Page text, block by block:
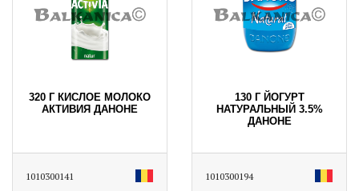
320 Г КИСЛОЕ МОЛОКО
АКТИВИЯ ДАНОНЕ
1010300141
130 Г ЙОГУРТ
НАТУРАЛЬНЫЙ 3.5%
ДАНОНЕ
1010300194